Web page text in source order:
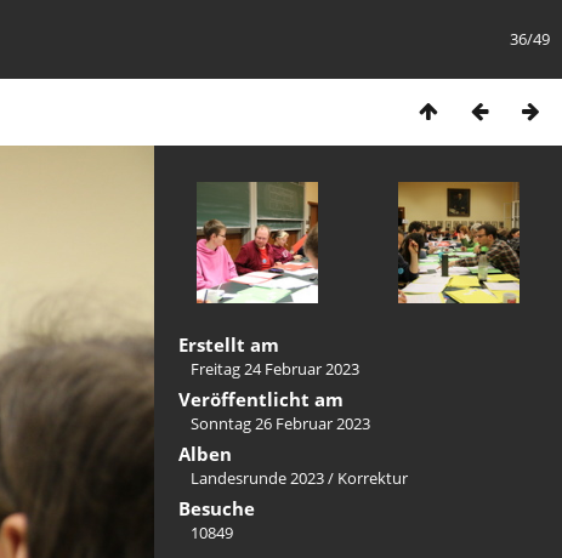
36/49
Erstellt am
Freitag 24 Februar 2023
Veröffentlicht am
Sonntag 26 Februar 2023
Alben
Landesrunde 2023/ Korrektur
Besuche
10849